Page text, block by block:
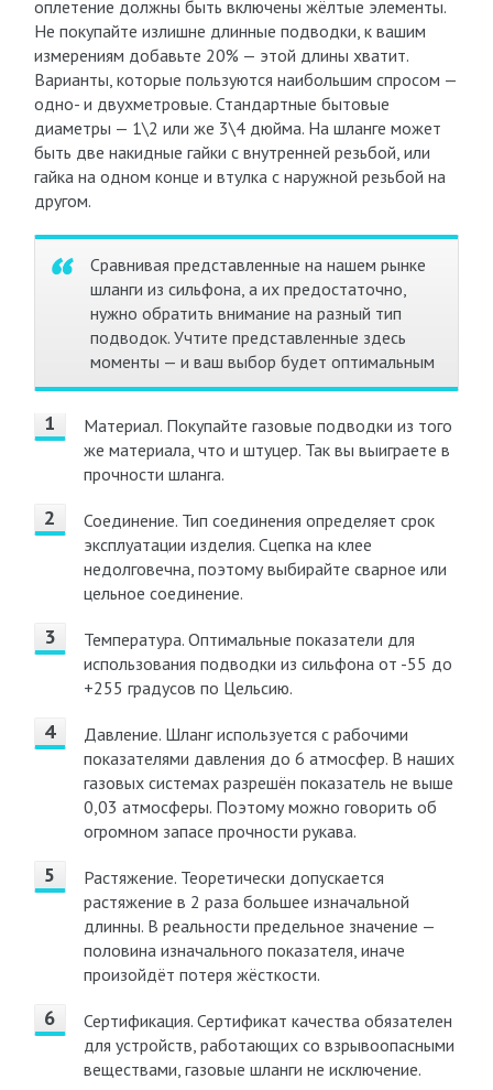
оплетение должны быть включены жёлтые элементы.
Не покупайте излишне длинные подводки, к вашим
измерениям добавьте 20% — этой длины хватит.
Варианты, которые пользуются наибольшим спросом —
одно- и двухметровые. Стандартные бытовые
диаметры — 1\2 или же 3\4 дюйма. На шланге может
быть две накидные гайки с внутренней резьбой, или
гайка на одном конце и втулка с наружной резьбой на
другом.
Сравнивая представленные на нашем рынке
шланги из сильфона, а их предостаточно,
нужно обратить внимание на разный тип
подводок. Учтите представленные здесь
моменты — и ваш выбор будет оптимальным
Материал. Покупайте газовые подводки из того
же материала, что и штуцер. Так вы выиграете в
прочности шланга.
Соединение. Тип соединения определяет срок
эксплуатации изделия. Сцепка на клее
недолговечна, поэтому выбирайте сварное или
цельное соединение.
Температура. Оптимальные показатели для
использования подводки из сильфона от -55 до
+255 градусов по Цельсию.
Давление. Шланг используется с рабочими
показателями давления до 6 атмосфер. В наших
газовых системах разрешён показатель не выше
0,03 атмосферы. Поэтому можно говорить об
огромном запасе прочности рукава.
Растяжение. Теоретически допускается
растяжение в 2 раза большее изначальной
длинны. В реальности предельное значение —
половина изначального показателя, иначе
произойдёт потеря жёсткости.
Сертификация. Сертификат качества обязателен
для устройств, работающих со взрывоопасными
веществами, газовые шланги не исключение.